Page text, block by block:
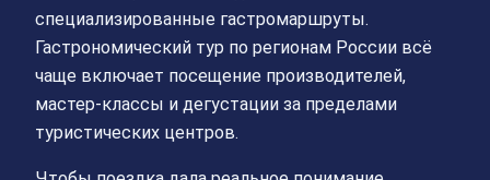
специализированные гастромаршруты.
Гастрономический тур по регионам России всё
чаще включает посещение производителей,
мастер-классы и дегустации за пределами
туристических центров.